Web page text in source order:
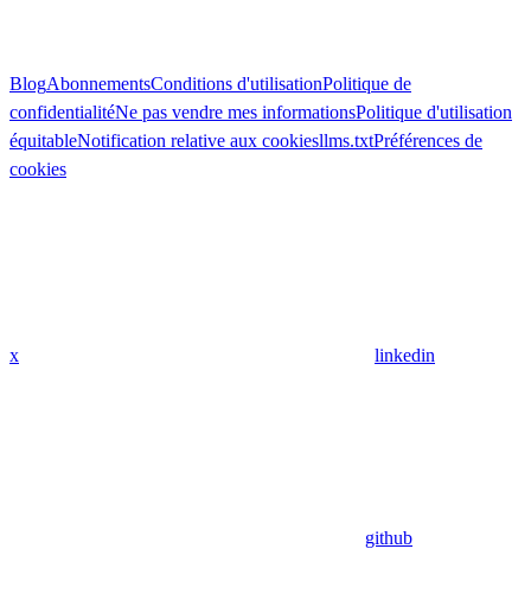
BlogAbonnementsConditions d'utilisationPolitique de
confidentialitéNe pas vendre mes informationsPolitique d'utilisation
équitableNotification relative aux cookiesllms.txtPréférences de
cookies
x linkedin
github